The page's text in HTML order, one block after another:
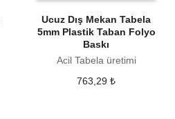
Ucuz Dış Mekan Tabela
5mm Plastik Taban Folyo
Baskı
Acil Tabela üretimi
763,29₺